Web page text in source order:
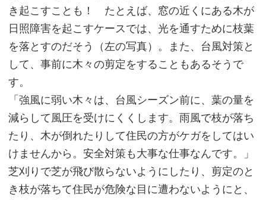
き起こすことも！ たとえば、窓の近くにある木が
日照障害を起こすケースでは、光を通すために枝葉
を落とすのだそう（左の写真）。また、台風対策と
して、事前に木々の剪定をすることもあるそうで
す。
「強風に弱い木々は、台風シーズン前に、葉の量を
減らして風圧を受けにくくします。雨風で枝が落ち
たり、木が倒れたりして住民の方がケガをしてはい
けませんから。安全対策も大事な仕事なんです。」
芝刈りで芝が飛び散らないようにしたり、剪定のと
き枝が落ちて住民が危険な目に遭わないようにと、